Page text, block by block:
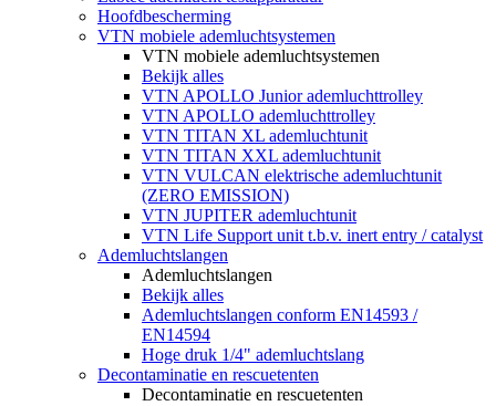
Hoofdbescherming
VTN mobiele ademluchtsystemen
VTN mobiele ademluchtsystemen
Bekijk alles
VTN APOLLO Junior ademluchttrolley
VTN APOLLO ademluchttrolley
VTN TITAN XL ademluchtunit
VTN TITAN XXL ademluchtunit
VTN VULCAN elektrische ademluchtunit
(ZERO EMISSION)
VTN JUPITER ademluchtunit
VTN Life Support unit t.b.v. inert entry / catalyst
Ademluchtslangen
Ademluchtslangen
Bekijk alles
Ademluchtslangen conform EN14593 /
EN14594
Hoge druk 1/4" ademluchtslang
Decontaminatie en rescuetenten
Decontaminatie en rescuetenten